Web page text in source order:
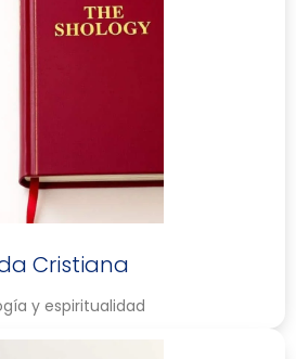
Cristiana
y espiritualidad